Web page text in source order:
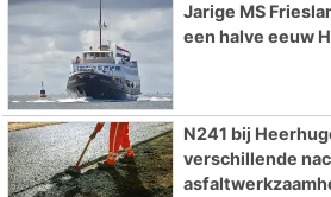
Jarige MS
een halve eeuw
N241 bij
verschillende